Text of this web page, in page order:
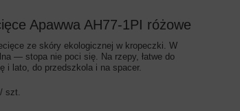
Apawwa AH77-1PI różowe
ze skóry ekologicznej w kropeczki. W
— stopa nie poci się. Na rzepy, łatwe do
i lato, do przedszkola i na spacer.
/szt.